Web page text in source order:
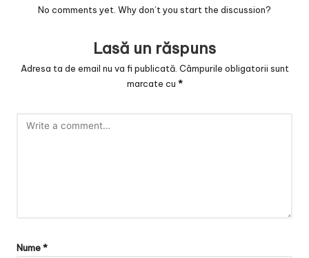
No comments yet. Why don’t you start the discussion?
Lasă un răspuns
Adresa ta de email nu va fi publicată. Câmpurile obligatorii sunt
marcate cu *
Nume*